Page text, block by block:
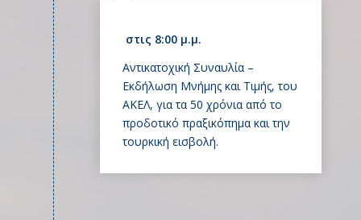
στις 8:00 μ.μ.
Αντικατοχική Συναυλία –
Εκδήλωση Μνήμης και Τιμής, του
ΑΚΕΛ, για τα 50 χρόνια από το
προδοτικό πραξικόπημα και την
τουρκική εισβολή.